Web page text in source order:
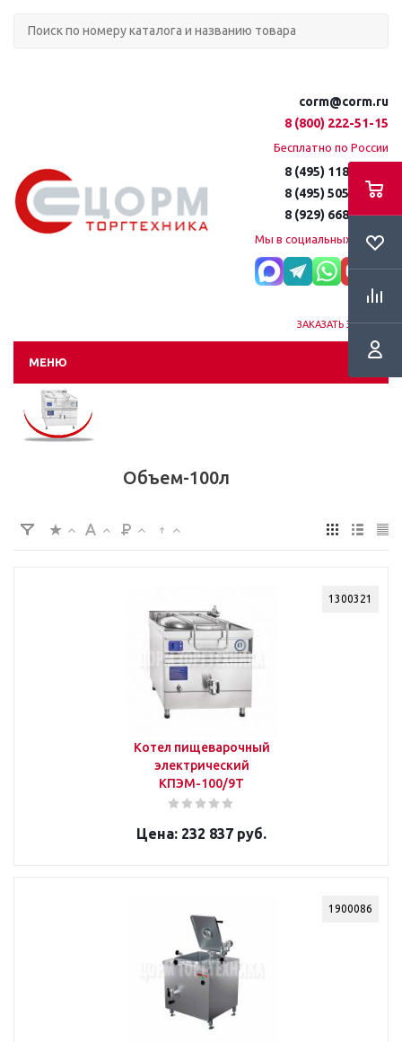
corm@corm.ru
8 (800) 222-51-15
Бесплатно по России
8 (495) 118-61-16
8 (495) 505-51-15
8 (929) 668-95-35
Мы в социальных сетях:
ЗАКАЗАТЬ ЗВОНОК
МЕНЮ
Объем-100л
1300321
Котел пищеварочный
электрический
КПЭМ-100/9Т
232 837 руб.
1900086